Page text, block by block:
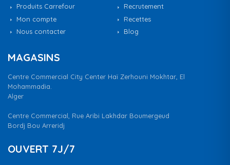
Produits Carrefour
Recrutement
Mon compte
Recettes
Nous contacter
Blog
MAGASINS
Centre Commercial City Center Haï Zerhouni Mokhtar, El
Mohammadia.
Alger
Centre Commercial, Rue Aribi Lakhdar Boumergeud
Bordj Bou Arreridj
OUVERT 7J/7